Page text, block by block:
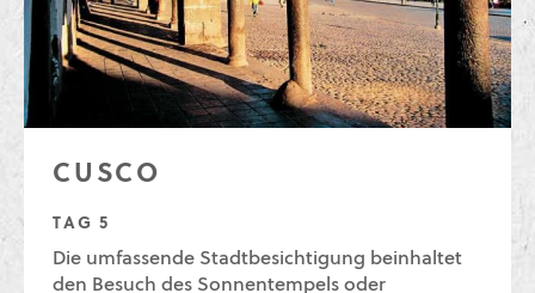
CUSCO
TAG 5
Die umfassende Stadtbesichtigung beinhaltet
den Besuch des Sonnentempels oder